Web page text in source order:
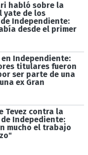
habló sobre la
yate de los
Independiente:
desde el primer
en Independiente:
titulares fueron
ser parte de una
ex Gran
Tevez contra la
Indepediente:
mucho el trabajo